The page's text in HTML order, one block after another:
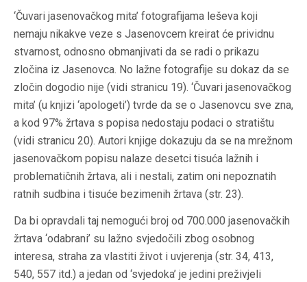
‘Čuvari jasenovačkog mita’ fotografijama leševa koji
nemaju nikakve veze s Jasenovcem kreirat će prividnu
stvarnost, odnosno obmanjivati da se radi o prikazu
zločina iz Jasenovca. No lažne fotografije su dokaz da se
zločin dogodio nije (vidi stranicu 19). ‘Čuvari jasenovačkog
mita’ (u knjizi ‘apologeti’) tvrde da se o Jasenovcu sve zna,
a kod 97% žrtava s popisa nedostaju podaci o stratištu
(vidi stranicu 20). Autori knjige dokazuju da se na mrežnom
jasenovačkom popisu nalaze desetci tisuća lažnih i
problematičnih žrtava, ali i nestali, zatim oni nepoznatih
ratnih sudbina i tisuće bezimenih žrtava (str. 23).
Da bi opravdali taj nemogući broj od 700.000 jasenovačkih
žrtava ‘odabrani’ su lažno svjedočili zbog osobnog
interesa, straha za vlastiti život i uvjerenja (str. 34, 413,
540, 557 itd.) a jedan od ‘svjedoka’ je jedini preživjeli